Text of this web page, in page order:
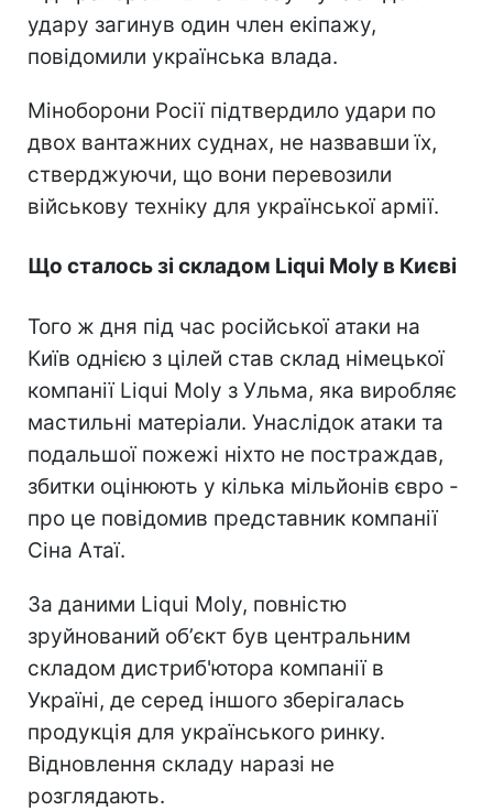
удару загинув один член екіпажу,
повідомили українська влада.
Міноборони Росії підтвердило удари по
двох вантажних суднах, не назвавши їх,
стверджуючи, що вони перевозили
військову техніку для української армії.
Що сталось зі складом Liqui Moly в Києві
Того ж дня під час російської атаки на
Київ однією з цілей став склад німецької
компанії Liqui Moly з Ульма, яка виробляє
мастильні матеріали. Унаслідок атаки та
подальшої пожежі ніхто не постраждав,
збитки оцінюють у кілька мільйонів євро -
про це повідомив представник компанії
Сіна Атаї.
За даними Liqui Moly, повністю
зруйнований обʼєкт був центральним
складом дистриб'ютора компанії в
Україні, де серед іншого зберігалась
продукція для українського ринку.
Відновлення складу наразі не
розглядають.